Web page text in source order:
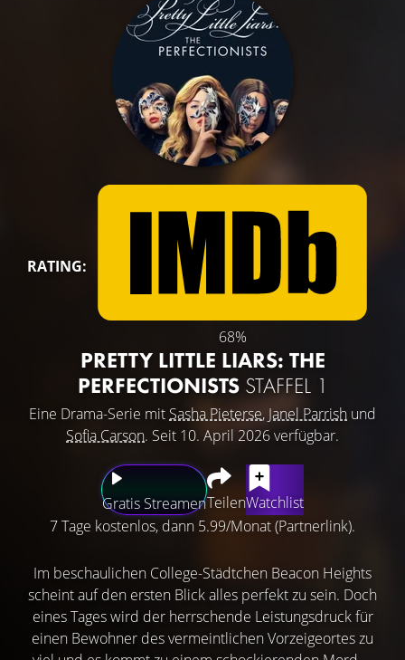
RATING:
68%
PRETTY LITTLE LIARS: THE
PERFECTIONISTS STAFFEL 1
Eine Drama-Serie mit Sasha Pieterse, Janel Parrish und
Sofia Carson. Seit 10. April 2026 verfügbar.
Gratis StreamenTeilenWatchlist
7 Tage kostenlos, dann 5.99/Monat (Partnerlink).
Im beschaulichen College-Städtchen Beacon Heights
scheint auf den ersten Blick alles perfekt zu sein. Doch
eines Tages wird der herrschende Leistungsdruck für
einen Bewohner des vermeintlichen Vorzeigeortes zu